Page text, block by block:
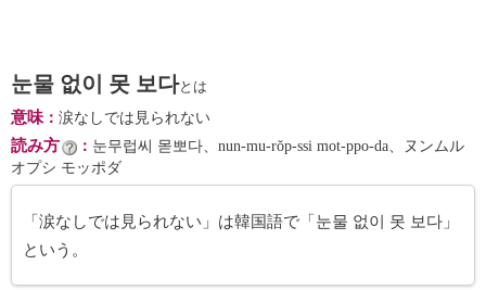
눈물 없이 못 보다とは
意味： 涙なしでは見られない
読み方 ： 눈무럽씨 몯뽀다、nun-mu-rŏp-ssi mot-ppo-da、ヌンムル
オプシ モッポダ
「涙なしでは見られない」は韓国語で「눈물 없이 못 보다」
という。